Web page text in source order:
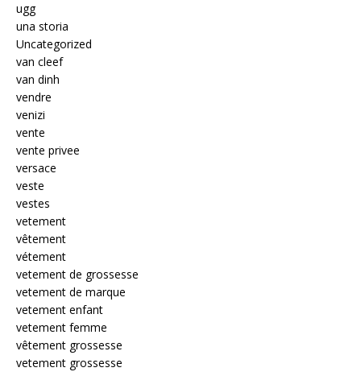
ugg
una storia
Uncategorized
van cleef
van dinh
vendre
venizi
vente
vente privee
versace
veste
vestes
vetement
vêtement
vétement
vetement de grossesse
vetement de marque
vetement enfant
vetement femme
vêtement grossesse
vetement grossesse